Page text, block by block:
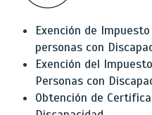
Exención de
personas con
Exención del
Personas con
Obtención de